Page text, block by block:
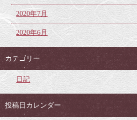
2020年7月
2020年6月
カテゴリー
日記
投稿日カレンダー